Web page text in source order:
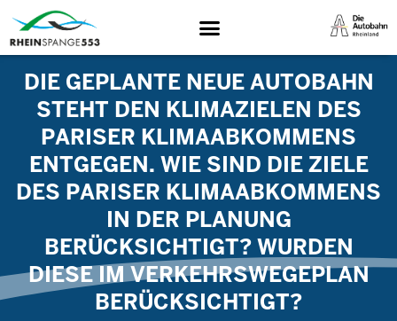
DIE GEPLANTE NEUE AUTOBAHN
STEHT DEN KLIMAZIELEN DES
PARISER KLIMAABKOMMENS
ENTGEGEN. WIE SIND DIE ZIELE
DES PARISER KLIMAABKOMMENS
IN DER PLANUNG
BERÜCKSICHTIGT? WURDEN
DIESE IM VERKEHRSWEGEPLAN
BERÜCKSICHTIGT?